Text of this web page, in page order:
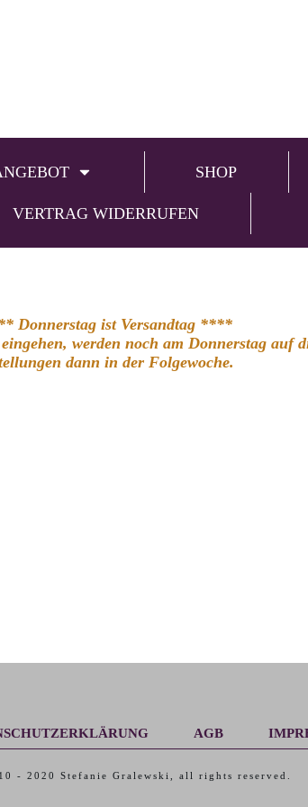
SHOP
VERTRAG WIDERRUFEN
Donnerstag ist Versandtag ****
werden noch am Donnerstag auf
dann in der Folgewoche.
AGB
- 2020 Stefanie Gralewski , all rights reserved.